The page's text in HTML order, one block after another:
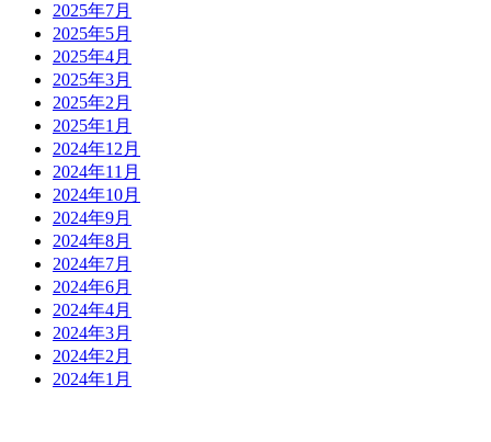
2025年7月
2025年5月
2025年4月
2025年3月
2025年2月
2025年1月
2024年12月
2024年11月
2024年10月
2024年9月
2024年8月
2024年7月
2024年6月
2024年4月
2024年3月
2024年2月
2024年1月